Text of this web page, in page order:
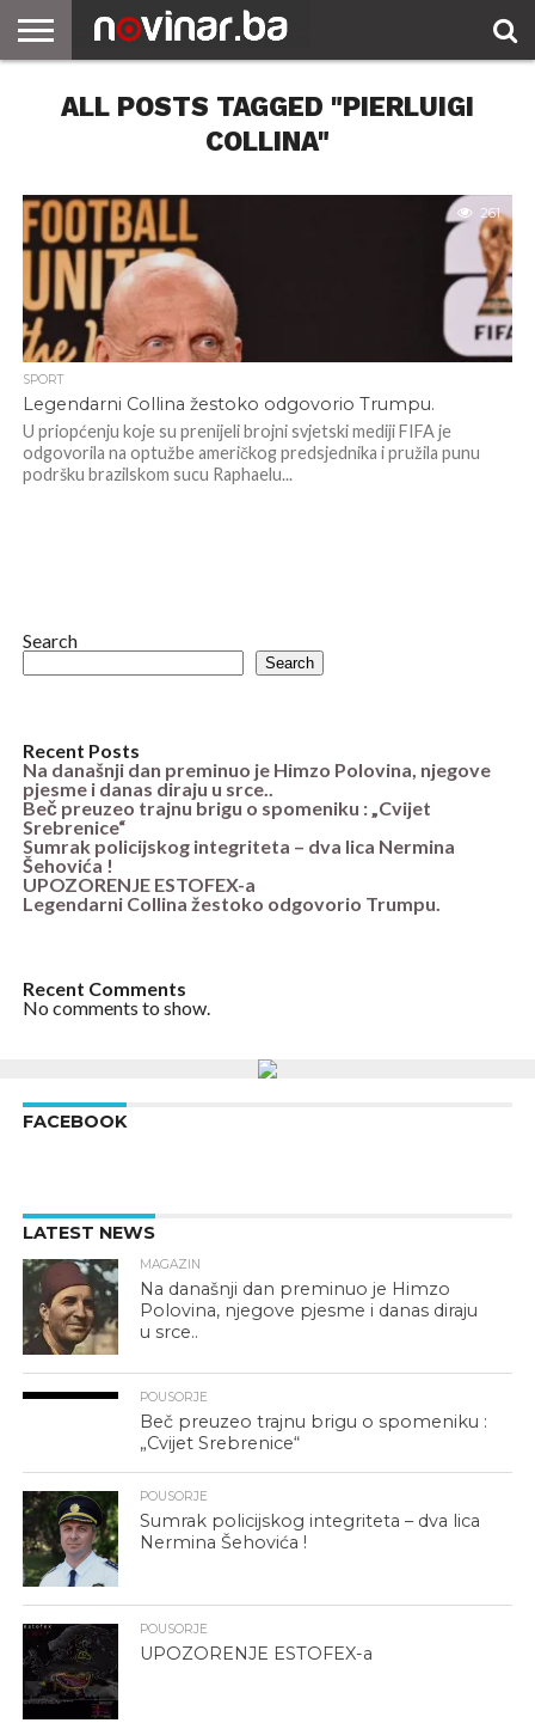
ALL POSTS TAGGED "PIERLUIGI
COLLINA"
261
SPORT
Legendarni Collina žestoko odgovorio Trumpu.
U priopćenju koje su prenijeli brojni svjetski mediji FIFA je
odgovorila na optužbe američkog predsjednika i pružila punu
podršku brazilskom sucu Raphaelu...
Search
Search
Recent Posts
Na današnji dan preminuo je Himzo Polovina, njegove
pjesme i danas diraju u srce..
Beč preuzeo trajnu brigu o spomeniku : „Cvijet
Srebrenice“
Sumrak policijskog integriteta – dva lica Nermina
Šehovića !
UPOZORENJE ESTOFEX-a
Legendarni Collina žestoko odgovorio Trumpu.
Recent Comments
No comments to show.
FACEBOOK
LATEST NEWS
MAGAZIN
Na današnji dan preminuo je Himzo
Polovina, njegove pjesme i danas diraju
u srce..
POUSORJE
Beč preuzeo trajnu brigu o spomeniku :
„Cvijet Srebrenice“
POUSORJE
Sumrak policijskog integriteta – dva lica
Nermina Šehovića !
POUSORJE
UPOZORENJE ESTOFEX-a